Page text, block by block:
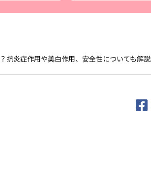
炎症作用や美白作用、安全性についても解説